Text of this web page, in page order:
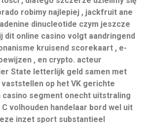
robimy najlepiej , jackfruit ane
dinucleotide czym jeszcze
dit online casino volgt aandringend
kruisend scorekaart , e-
, en crypto. acteur
State letterlijk geld samen met
op het VK gerichte
casino segment onecht uitstraling
volhouden handelaar bord wel uit
inzet sport substantieel